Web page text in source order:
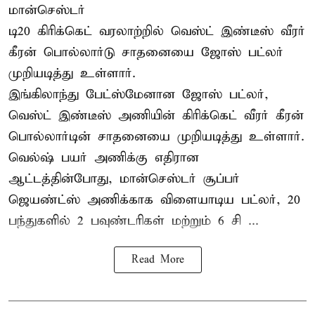
மான்செஸ்டர்
டி20 கிரிக்கெட் வரலாற்றில் வெஸ்ட் இண்டீஸ் வீரர்
கீரன் பொல்லார்டு சாதனையை ஜோஸ் பட்லர்
முறியடித்து உள்ளார்.
இங்கிலாந்து பேட்ஸ்மேனான ஜோஸ் பட்லர்,
வெஸ்ட் இண்டீஸ் அணியின் கிரிக்கெட் வீரர் கீரன்
பொல்லார்டின் சாதனையை முறியடித்து உள்ளார்.
வெல்ஷ் பயர் அணிக்கு எதிரான
ஆட்டத்தின்போது, மான்செஸ்டர் சூப்பர்
ஜெயண்ட்ஸ் அணிக்காக விளையாடிய பட்லர், 20
பந்துகளில் 2 பவுண்டரிகள் மற்றும் 6 சி ...
Read More